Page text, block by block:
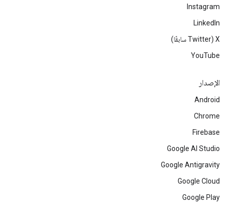
Instagram
LinkedIn
‫X ‏(Twitter سابقًا)
YouTube
الإصدار
Android
Chrome
Firebase
Google AI Studio
Google Antigravity
Google Cloud
Google Play